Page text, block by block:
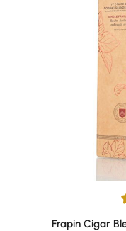
Durchschnittliche
Frapin Cigar